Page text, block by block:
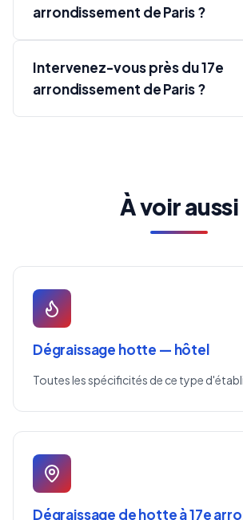
arrondissement de Paris ?
Intervenez-vous près du 17e
arrondissement de Paris ?
À voir aussi
Dégraissage hotte — hôtel
Toutes les spécificités de ce type
Dégraissage de hotte à 17e